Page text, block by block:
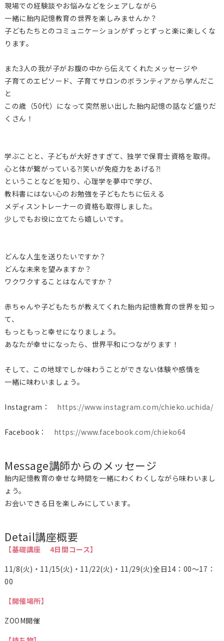
現場での経験談やお悩みなどをシェアしながら
一緒に胎内記憶教育の世界を楽しみませんか？
子どもたちとのコミュニケーションがずっとずっと楽に楽しくな
ります。
また3人の我が子がお腹の中から伝えてくれたメッセージや
子育てのエピソード、子育てサロンのボランティアから学んだこ
と
この歳（50代）になって突然思い出した胎内記憶の話など盛りだ
くさん！
学ぶことと、子どもが大好きすぎて、独学で保育士資格を取得。
心と体が繋がっている⁈笑いが免疫力をあげる⁈
ということなどを知り、心理学を夢中で学び、
教科書にはない心のお勉強を子どもたちに伝える
メディスントレーナーの資格も取得しました。
少しでもお役に立てたら嬉しいです。
どんな人生を送りたいですか？
どんな未来を望みますか？
ワクワクすることはなんですか？
赤ちゃんや子どもたちが教えてくれた胎内記憶教育の世界を知っ
て、
もっともっと幸せになりましょう。
あなたが幸せになったら、世界平和につながります！
そして、この地球でしか味わうことができない体験や感情を
一緒に味わいましょう。
Instagram： https://www.instagram.com/chieko.uchida/
Facebook： https://www.facebook.com/chieko64
Message講師からのメッセージ
胎内記憶教育の幸せな時間を一緒にわくわくしながら味わいまし
ょう。
お会いできる日を楽しみにしています。
Detail講座概要
【基礎講座 4日間コース】
11/8(火)・11/15(火)・11/22(火)・11/29(火)全日14：00～17：
00
【開催場所】
ZOOM開催